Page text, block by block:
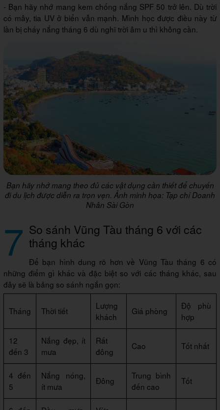
- Bạn hãy nhớ mang kem chống nắng SPF 50 trở lên. Dù trời
có mây, tia UV ở biển vẫn mạnh. Mình học được điều này từ
lần bị cháy nắng tháng 6 dù nghĩ trời âm u thì không cần.
Bạn hãy nhớ mang theo đủ các vật dụng cần thiết để chuyến
đi du lịch được diễn ra trọn vẹn. Ảnh minh họa: Tạp chí Doanh
Nhân Sài Gòn
7 So sánh Vũng Tàu tháng 6 với các
tháng khác
Để bạn hình dung rõ hơn về Vũng Tàu tháng 6 có
những điểm gì khác và đặc biệt so với các tháng khác, sau
đây sẽ là bảng so sánh ngắn gọn:
Tháng Thời tiết
Lượng
khách
Giá phòng
Độ phù
hợp
12
đến 3
Nắng đẹp, ít
mưa
Rất
đông
Cao Tốt nhất
4 đến
5
Nắng nóng,
ít mưa
Đông
Trung bình
đến cao
Tốt